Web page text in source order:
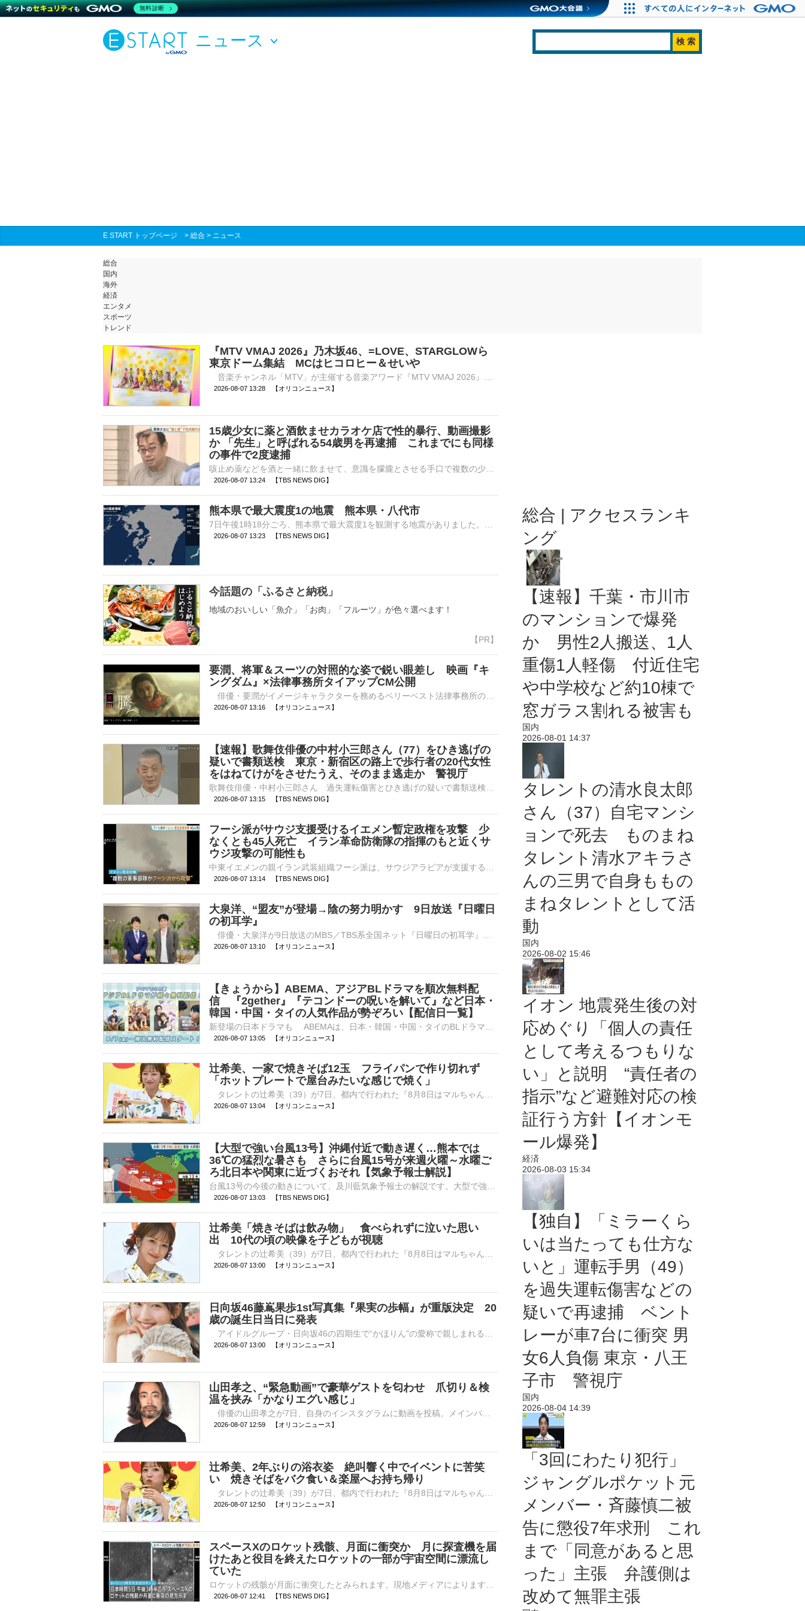
ニュース
E START トップページ > 総合 > ニュース
総合
国内
海外
経済
エンタメ
スポーツ
トレンド
『MTV VMAJ 2026』乃木坂46、=LOVE、STARGLOWら
東京ドーム集結 MCはヒコロヒー＆せいや
2026-08-07 13:28 【オリコンニュース】
15歳少女に薬と酒飲ませカラオケ店で性的暴行、動画撮影
か 「先生」と呼ばれる54歳男を再逮捕 これまでにも同様
の事件で2度逮捕
2026-08-07 13:24 【TBS NEWS DIG】
熊本県で最大震度1の地震 熊本県・八代市
2026-08-07 13:23 【TBS NEWS DIG】
今話題の「ふるさと納税」
地域のおいしい「魚介」「お肉」「フルーツ」が色々選べます！
要潤、将軍＆スーツの対照的な姿で鋭い眼差し 映画『キ
ングダム』×法律事務所タイアップCM公開
2026-08-07 13:16 【オリコンニュース】
【速報】歌舞伎俳優の中村小三郎さん（77）をひき逃げの
疑いで書類送検 東京・新宿区の路上で歩行者の20代女性
をはねてけがをさせたうえ、そのまま逃走か 警視庁
2026-08-07 13:15 【TBS NEWS DIG】
フーシ派がサウジ支援受けるイエメン暫定政権を攻撃 少
なくとも45人死亡 イラン革命防衛隊の指揮のもと近くサ
ウジ攻撃の可能性も
2026-08-07 13:14 【TBS NEWS DIG】
大泉洋、“盟友”が登場→陰の努力明かす 9日放送『日曜日
の初耳学』
2026-08-07 13:10 【オリコンニュース】
【きょうから】ABEMA、アジアBLドラマを順次無料配
信 『2gether』『テコンドーの呪いを解いて』など日本・
韓国・中国・タイの人気作品が勢ぞろい【配信日一覧】
2026-08-07 13:05 【オリコンニュース】
辻希美、一家で焼きそば12玉 フライパンで作り切れず
「ホットプレートで屋台みたいな感じで焼く」
2026-08-07 13:04 【オリコンニュース】
【大型で強い台風13号】沖縄付近で動き遅く…熊本では
36℃の猛烈な暑さも さらに台風15号が来週火曜～水曜ご
ろ北日本や関東に近づくおそれ【気象予報士解説】
2026-08-07 13:03 【TBS NEWS DIG】
辻希美「焼きそばは飲み物」 食べられずに泣いた思い
出 10代の頃の映像を子どもが視聴
2026-08-07 13:00 【オリコンニュース】
日向坂46藤嶌果歩1st写真集『果実の歩幅』が重版決定 20
歳の誕生日当日に発表
2026-08-07 13:00 【オリコンニュース】
山田孝之、“緊急動画”で豪華ゲストを匂わせ 爪切り＆検
温を挟み「かなりエグい感じ」
2026-08-07 12:59 【オリコンニュース】
辻希美、2年ぶりの浴衣姿 絶叫響く中でイベントに苦笑
い 焼きそばをバク食い＆楽屋へお持ち帰り
2026-08-07 12:50 【オリコンニュース】
スペースXのロケット残骸、月面に衝突か 月に探査機を届
けたあと役目を終えたロケットの一部が宇宙空間に漂流し
ていた
2026-08-07 12:41 【TBS NEWS DIG】
総合 | アクセスランキ
ング
【速報】千葉・市川市
のマンションで爆発
か 男性2人搬送、1人
重傷1人軽傷 付近住宅
や中学校など約10棟で
窓ガラス割れる被害も
国内
2026-08-01 14:37
タレントの清水良太郎
さん（37）自宅マンシ
ョンで死去 ものまね
タレント清水アキラさ
んの三男で自身ももの
まねタレントとして活
動
国内
2026-08-02 15:46
イオン 地震発生後の対
応めぐり「個人の責任
として考えるつもりな
い」と説明 “責任者の
指示”など避難対応の検
証行う方針【イオンモ
ール爆発】
経済
2026-08-03 15:34
【独自】「ミラーくら
いは当たっても仕方な
いと」運転手男（49）
を過失運転傷害などの
疑いで再逮捕 ベント
レーが車7台に衝突 男
女6人負傷 東京・八王
子市 警視庁
国内
2026-08-04 14:39
「3回にわたり犯行」
ジャングルポケット元
メンバー・斉藤慎二被
告に懲役7年求刑 これ
まで「同意があると思
った」主張 弁護側は
改めて無罪主張
無料診断